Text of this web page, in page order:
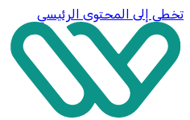
تخطي إلى المحتوى الرئيسي